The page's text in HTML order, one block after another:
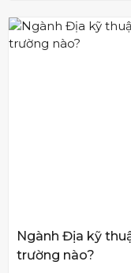
Ngành Địa kỹ
trường nào?